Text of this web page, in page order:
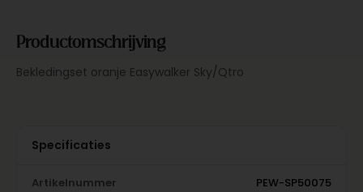
Productomschrijving
Bekledingset oranje Easywalker Sky/Qtro
Specificaties
Artikelnummer PEW-SP50075